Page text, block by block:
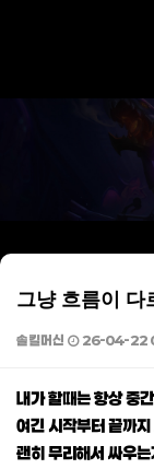
그냥 흐름이 다
솔킬머신 26-04-22
본문
내가 할때는 항상 중
여긴 시작부터 끝까
괜히 무리해서 싸우